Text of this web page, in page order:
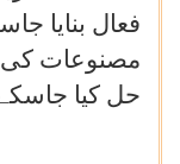
فعال بنایا
مصنوعات
حل کیا